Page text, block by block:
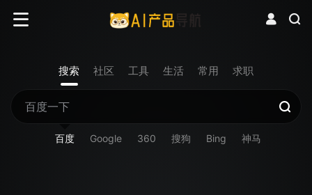
搜索 社区 工具 生活 常用 求职
百度 Google 360 搜狗 Bing 神马